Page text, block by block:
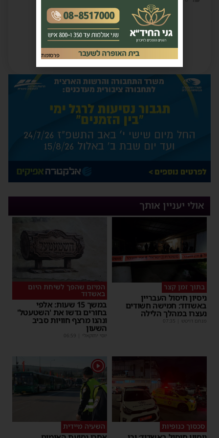
אולי יעניין אותך
בתוך זמן קצר
ניסיון חיסול העבריין
באשדוד: חמישה חשודים
נעצרו במהלך הלילה
מנחם דויטש 07:35
המיזם שהפך לשיחת היום
באשדוד
במשך 15 שעות: אלפי
בחורים גדשו את 'השטעטל'
ונהנו מרצף חוויות סביב
השעון
יוסי יחזקאלי 06:59
סכסוך כנופיות
1
השעיה מיידית
פרסומת